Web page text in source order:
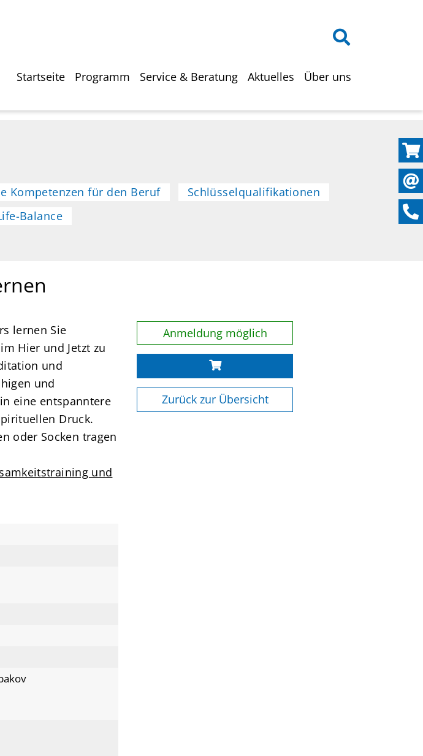
Hauptnavigation
Startseite Programm Service & Beratung Aktuelles Über uns
Kompetenzen für den Beruf
Schlüsselqualifikationen
Balance
lernen Sie
Hier und Jetzt zu
und
und
eine entspanntere
Druck.
oder Socken tragen
und
Anmeldung möglich
Zurück zur Übersicht